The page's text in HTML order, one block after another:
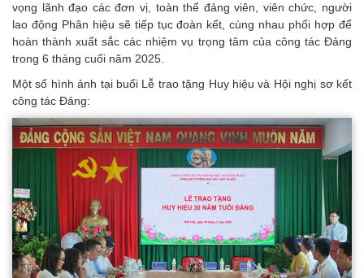
vọng lãnh đạo các đơn vị, toàn thể đảng viên, viên chức, người
lao động Phân hiệu sẽ tiếp tục đoàn kết, cùng nhau phối hợp để
hoàn thành xuất sắc các nhiệm vụ trọng tâm của công tác Đảng
trong 6 tháng cuối năm 2025.
Một số hình ảnh tại buổi Lễ trao tặng Huy hiệu và Hội nghị sơ kết
công tác Đảng: